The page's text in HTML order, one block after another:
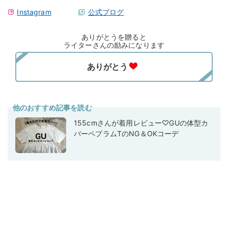
Instagram 公式ブログ
ありがとうを贈ると
ライターさんの励みになります
他のおすすめ記事を読む
155cmさんが着用レビュー♡GUの体型カ
バーペプラムTのNG＆OKコーデ